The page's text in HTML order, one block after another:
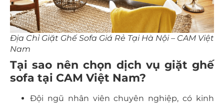
Địa Chỉ Giặt Ghế Sofa Giá Rẻ Tại Hà Nội – CAM Việt
Nam
Tại sao nên chọn dịch vụ giặt ghế
sofa tại CAM Việt Nam?
Đội ngũ nhân viên chuyên nghiệp, có kinh